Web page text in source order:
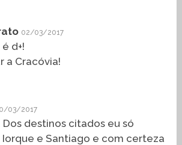
02/03/2017
d+!
a Cracóvia!
03/2017
Dos destinos citados eu só
e Santiago e com certeza